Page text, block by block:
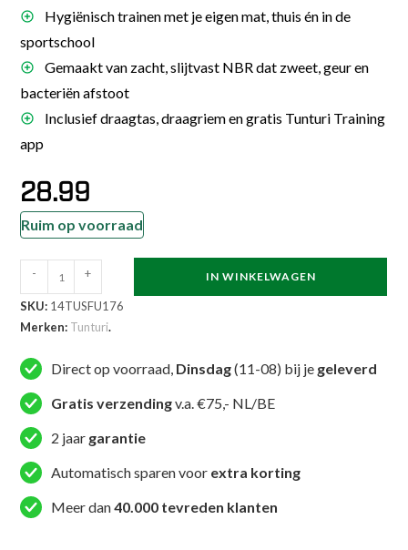
Hygiënisch trainen met je eigen mat, thuis én in de
sportschool
Gemaakt van zacht, slijtvast NBR dat zweet, geur en
bacteriën afstoot
Inclusief draagtas, draagriem en gratis Tunturi Training
app
28.99
Ruim op voorraad
Tunturi
Fitnessmat
-
180x60x1.5
cm
-
Roze
aantal
- + IN WINKELWAGEN
SKU: 14TUSFU176
Merken: Tunturi.
Direct op voorraad, Dinsdag(11-08) bij je geleverd
Gratis verzendingv.a. €75,- NL/BE
2 jaar garantie
Automatisch sparen voor extra korting
Meer dan40.000 tevreden klanten